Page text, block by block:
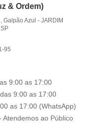
& Ordem)
Galpão Azul - JARDIM
SP
95
9:00 as 17:00
9:00 as 17:00
as 17:00 (WhatsApp)
ao Público